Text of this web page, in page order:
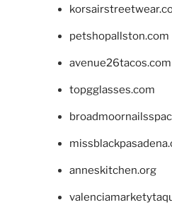
petshopallston.com
avenue26tacos.com
topgglasses.com
anneskitchen.org